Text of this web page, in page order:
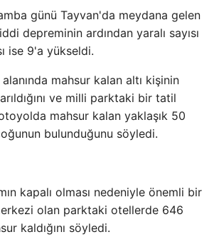
günü Tayvan'da meydana gelen
depreminin ardından yaralı sayısı
ise 9'a yükseldi.
mahsur kalan altı kişinin
ve milli parktaki bir tatil
mahsur kalan yaklaşık 50
bulunduğunu söyledi.
kapalı olması nedeniyle önemli bir
olan parktaki otellerde 646
kaldığını söyledi.